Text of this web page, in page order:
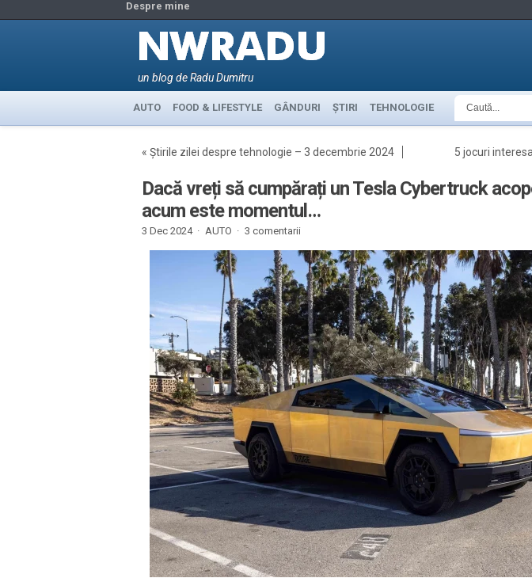
Despre mine
un blog de Radu Dumitru
AUTO FOOD & LIFESTYLE GÂNDURI ȘTIRI TEHNOLOGIE
« Știrile zilei despre tehnologie – 3 decembrie 2024
5 jocuri
Dacă vreți să cumpărați un Tesla Cybertruck
acum este momentul…
3 Dec 2024 · AUTO · 3 comentarii